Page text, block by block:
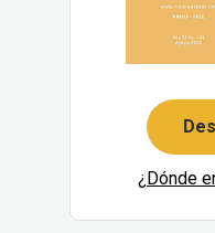
¿Dónde